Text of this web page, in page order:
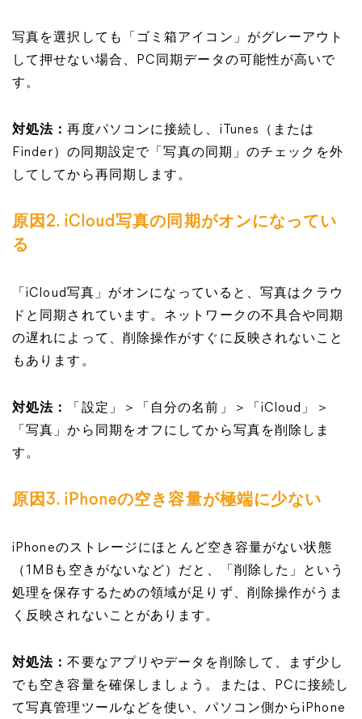
写真を選択しても「ゴミ箱アイコン」がグレーアウト
して押せない場合、PC同期データの可能性が高いで
す。
対処法：再度パソコンに接続し、iTunes（または
Finder）の同期設定で「写真の同期」のチェックを外
してしてから再同期します。
原因2. iCloud写真の同期がオンになってい
る
「iCloud写真」がオンになっていると、写真はクラウ
ドと同期されています。ネットワークの不具合や同期
の遅れによって、削除操作がすぐに反映されないこと
もあります。
対処法：
「設定」＞「自分の名前」＞「iCloud」＞
「写真」から同期をオフにしてから写真を削除しま
す。
原因3. iPhoneの空き容量が極端に少ない
iPhoneのストレージにほとんど空き容量がない状態
（1MBも空きがないなど）だと、「削除した」という
処理を保存するための領域が足りず、削除操作がうま
く反映されないことがあります。
対処法：不要なアプリやデータを削除して、まず少し
でも空き容量を確保しましょう。または、PCに接続し
て写真管理ツールなどを使い、パソコン側からiPhone